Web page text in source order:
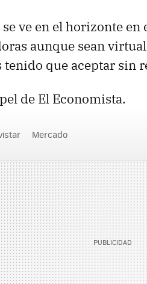
ve en el horizonte
aunque sean
tenido que aceptar sin
de El Economista.
Mercado